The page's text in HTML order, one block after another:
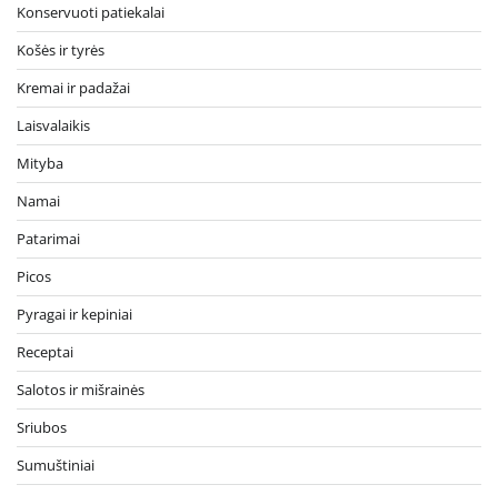
Konservuoti patiekalai
Košės ir tyrės
Kremai ir padažai
Laisvalaikis
Mityba
Namai
Patarimai
Picos
Pyragai ir kepiniai
Receptai
Salotos ir mišrainės
Sriubos
Sumuštiniai